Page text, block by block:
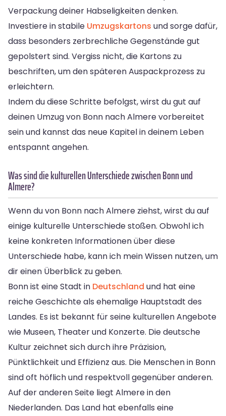
Verpackung deiner Habseligkeiten denken.
Investiere in stabile Umzugskartons und sorge dafür,
dass besonders zerbrechliche Gegenstände gut
gepolstert sind. Vergiss nicht, die Kartons zu
beschriften, um den späteren Auspackprozess zu
erleichtern.
Indem du diese Schritte befolgst, wirst du gut auf
deinen Umzug von Bonn nach Almere vorbereitet
sein und kannst das neue Kapitel in deinem Leben
entspannt angehen.
Was sind die kulturellen Unterschiede zwischen Bonn und
Almere?
Wenn du von Bonn nach Almere ziehst, wirst du auf
einige kulturelle Unterschiede stoßen. Obwohl ich
keine konkreten Informationen über diese
Unterschiede habe, kann ich mein Wissen nutzen, um
dir einen Überblick zu geben.
Bonn ist eine Stadt in Deutschland und hat eine
reiche Geschichte als ehemalige Hauptstadt des
Landes. Es ist bekannt für seine kulturellen Angebote
wie Museen, Theater und Konzerte. Die deutsche
Kultur zeichnet sich durch ihre Präzision,
Pünktlichkeit und Effizienz aus. Die Menschen in Bonn
sind oft höflich und respektvoll gegenüber anderen.
Auf der anderen Seite liegt Almere in den
Niederlanden. Das Land hat ebenfalls eine